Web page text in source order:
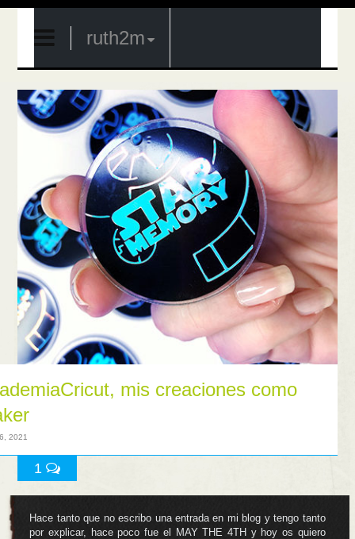
ruth2m
mis creaciones como
2021
1
Hace tanto que no escribo una entrada en mi blog y tengo tanto
por explicar, hace poco fue el MAY THE 4TH y hoy os quiero